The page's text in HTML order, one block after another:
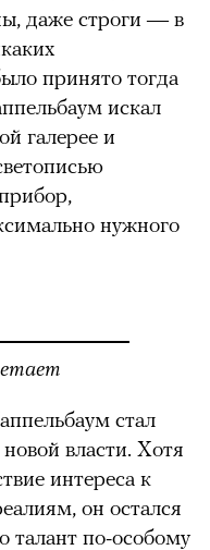
даже строги — в
принято тогда
искал
галерее и
нужного
стал
власти. Хотя
интереса к
он остался
талант по-особому